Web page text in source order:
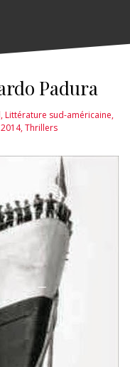
Padura
,Littérature sud-américaine,
,Thrillers